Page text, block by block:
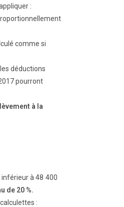
:
comme si
déductions
pourront
à la
à 48 400
de 20 %.
: